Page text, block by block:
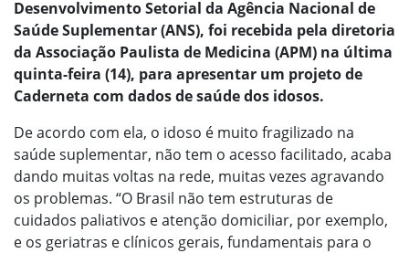
Desenvolvimento Setorial da Agência Nacional de
Saúde Suplementar (ANS), foi recebida pela diretoria
da Associação Paulista de Medicina (APM) na última
quinta-feira (14), para apresentar um projeto de
Caderneta com dados de saúde dos idosos.
De acordo com ela, o idoso é muito fragilizado na
saúde suplementar, não tem o acesso facilitado, acaba
dando muitas voltas na rede, muitas vezes agravando
os problemas. “O Brasil não tem estruturas de
cuidados paliativos e atenção domiciliar, por exemplo,
e os geriatras e clínicos gerais, fundamentais para o